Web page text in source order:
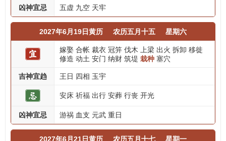
凶神宜忌 五虚 九空 天牢
2027年6月19日黄历 农历五月十五 星期六
嫁娶 合帐 裁衣 冠笄 伐木 上梁 出火 拆卸 移徙
修造 动土 安门 纳财 筑堤 栽种 塞穴
吉神宜趋 王日 四相 玉宇
安床 祈福 出行 安葬 行丧 开光
凶神宜忌 游祸 血支 元武 重日
2027年6月21日黄历 农历五月十七 星期一